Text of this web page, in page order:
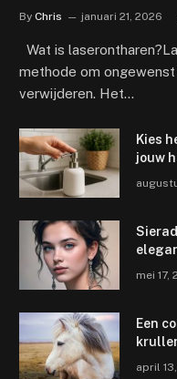
By Chris januari 21, 2026
Wat is
methode om ongewenst
verwijderen. Het…
Kies
jouw
mei 17,
Een
april